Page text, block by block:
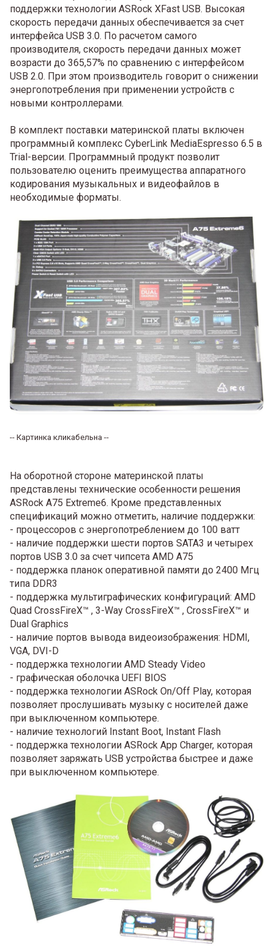
поддержки технологии ASRock XFast USB. Высокая
скорость передачи данных обеспечивается за счет
интерфейса USB 3.0. По расчетом самого
производителя, скорость передачи данных может
возрасти до 365,57% по сравнению с интерфейсом
USB 2.0. При этом производитель говорит о снижении
энергопотребления при применении устройств с
новыми контроллерами.
В комплект поставки материнской платы включен
программный комплекс CyberLink MediaEspresso 6.5 в
Trial-версии. Программный продукт позволит
пользователю оценить преимущества аппаратного
кодирования музыкальных и видеофайлов в
необходимые форматы.
-- Картинка кликабельна --
На оборотной стороне материнской платы
представлены технические особенности решения
ASRock A75 Extreme6. Кроме представленных
спецификаций можно отметить, наличие поддержки:
- процессоров с энергопотреблением до 100 ватт
- наличие поддержки шести портов SATA3 и четырех
портов USB 3.0 за счет чипсета AMD A75
- поддержка планок оперативной памяти до 2400 Мгц
типа DDR3
- поддержка мультиграфических конфигураций: AMD
Quad CrossFireX™ , 3-Way CrossFireX™ , CrossFireX™ и
Dual Graphics
- наличие портов вывода видеоизображения: HDMI,
VGA, DVI-D
- поддержка технологии AMD Steady Video
- графическая оболочка UEFI BIOS
- поддержка технологии ASRock On/Off Play, которая
позволяет прослушивать музыку с носителей даже
при выключенном компьютере.
- наличие технологий Instant Boot, Instant Flash
- поддержка технологии ASRock App Charger, которая
позволяет заряжать USB устройства быстрее и даже
при выключенном компьютере.